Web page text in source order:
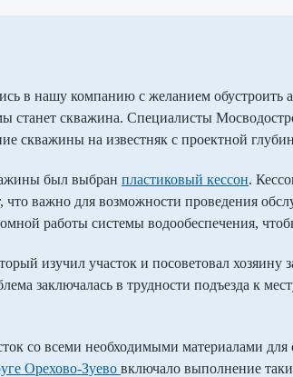
в нашу компанию с желанием обустроить
станет скважина. Специалисты
скважины на известняк с проектной
был выбран пластиковый кессон.
что важно для возможности проведения
работы системы водообеспечения,
изучил участок и посоветовал хозяину
заключалась в трудности подъезда к
со всеми необходимыми материалами для
Орехово-Зуево включало выполнение